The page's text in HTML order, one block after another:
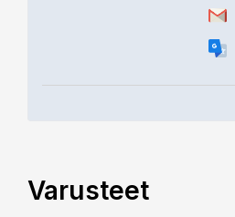
Varusteet